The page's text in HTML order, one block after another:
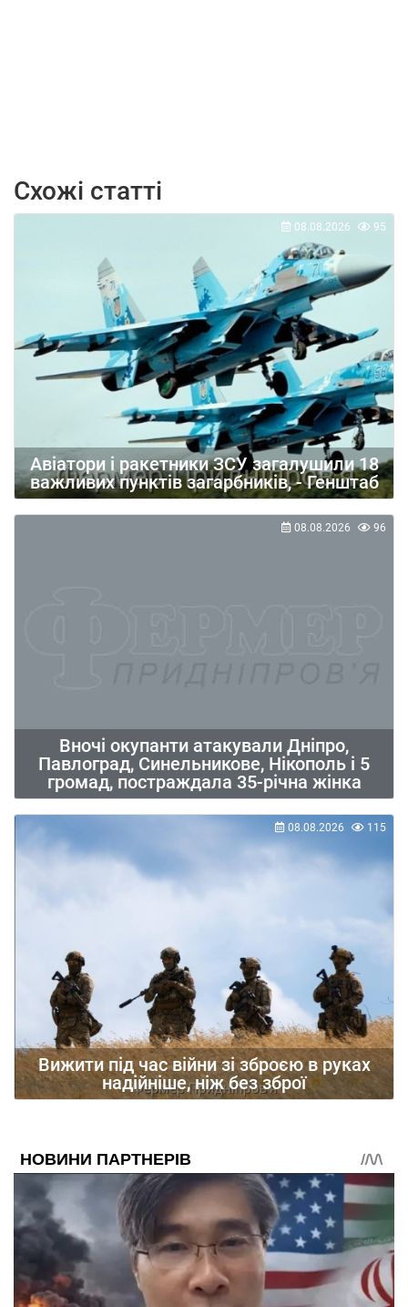
Схожі статті
Авіатори і ракетники ЗСУ загалушили 18
важливих пунктів загарбників, - Генштаб
08.08.2026 95
Вночі окупанти атакували Дніпро,
Павлоград, Синельникове, Нікополь і 5
громад, постраждала 35-річна жінка
08.08.2026 96
Вижити під час війни зі зброєю в руках
надійніше, ніж без зброї
08.08.2026 115